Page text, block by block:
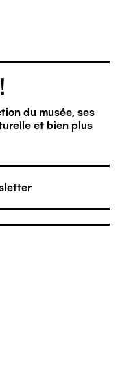
du musée, ses
et bien plus